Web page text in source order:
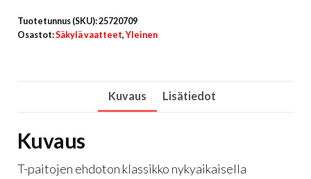
isolla
Tuotetunnus (SKU):25720709
Osastot:Säkylä vaatteet,Yleinen
Kuvaus Lisätiedot
Kuvaus
T-paitojen ehdoton klassikko nykyaikaisella